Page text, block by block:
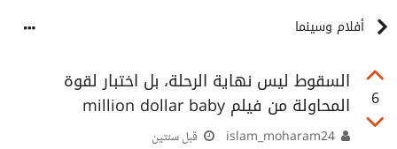
أفلام وسينما
6
السقوط ليس نهاية الرحلة، بل اختبار لقوة
المحاولة من فيلم million dollar baby
قبل سنتين